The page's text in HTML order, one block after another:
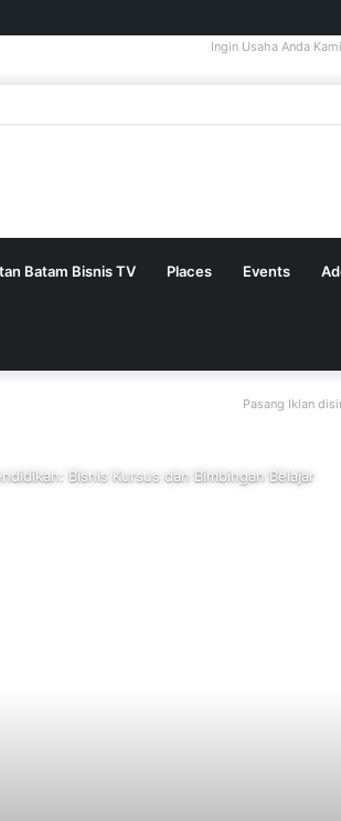
Ingin Usaha Anda
Batam Bisnis TV Places Events
Pasang Iklan
Bisnis Kursus dan Bimbingan Belajar